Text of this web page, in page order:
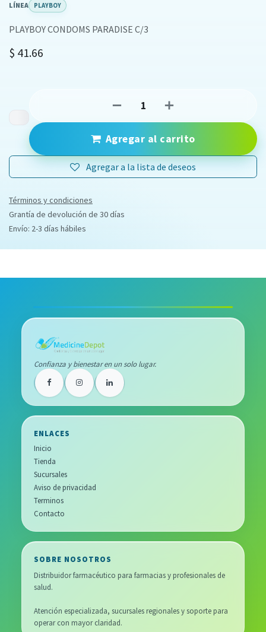
LÍNEA PLAYBOY
PLAYBOY CONDOMS PARADISE C/3
$ 41.66
Agregar al carrito
Agregar a la lista de deseos
Términos y condiciones
Grantía de devolución de 30 días
Envío: 2-3 días hábiles
Confianza y bienestar en un solo lugar.
ENLACES
Inicio
Tienda
Sucursales
Aviso de privacidad
Terminos
Contacto
SOBRE NOSOTROS
Distribuidor farmacéutico para farmacias y profesionales de
salud.
Atención especializada, sucursales regionales y soporte para
operar con mayor claridad.